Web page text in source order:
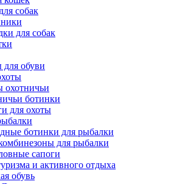
собак
для собак
для обуви
охотничьи
ботинки
для охоты
ботинки для рыбалки
для рыбалки
сапоги
и активного отдыха
обувь